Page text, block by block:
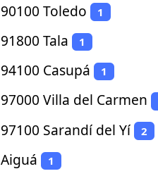
90100 Toledo 1
91800 Tala 1
94100 Casupá 1
97000 Villa del Carmen
97100 Sarandí del Yí 2
Aiguá 1